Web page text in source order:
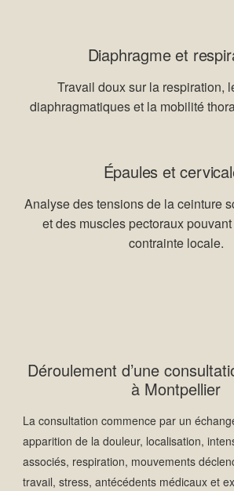
Diaphragme et
Travail doux sur la respiration,
diaphragmatiques et la mobilité
Épaules et
Analyse des tensions de la ceinture
et des muscles pectoraux
contrainte locale.
Déroulement d’une
à Montpellier
La consultation commence par un
apparition de la douleur, localisation,
associés, respiration, mouvements
travail, stress, antécédents médicaux et